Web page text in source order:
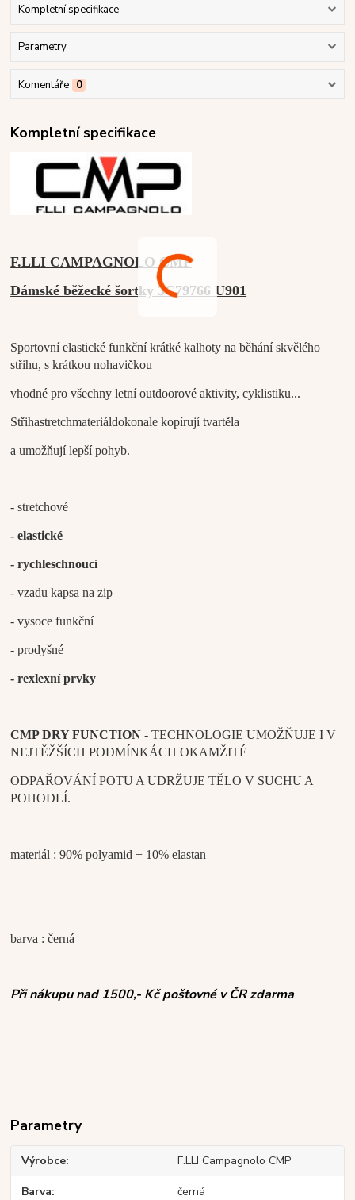
Kompletní specifikace
Parametry
Komentáře 0
Kompletní specifikace
F.LLI CAMPAGNOLO CMP
Dámské běžecké šortky 3C79766 U901
Sportovní elastické funkční krátké kalhoty na běhání skvělého
střihu, s krátkou nohavičkou
vhodné pro všechny letní outdoorové aktivity, cyklistiku...
Střihastretchmateriáldokonale kopírujítvartěla
a umožňují lepší pohyb.
- stretchové
- elastické
- rychleschnoucí
- vzadu kapsa na zip
- vysoce funkční
- prodyšné
- rexlexní prvky
CMP DRY FUNCTION- TECHNOLOGIE UMOŽŇUJE I V
NEJTĚŽŠÍCH PODMÍNKÁCH OKAMŽITÉ
ODPAŘOVÁNÍ POTU A UDRŽUJE TĚLO V SUCHU A
POHODLÍ.
materiál : 90% polyamid + 10% elastan
barva : černá
Při nákupu nad 1500,- Kč poštovné v ČR zdarma
Parametry
Výrobce F.LLI Campagnolo CMP
Barva černá